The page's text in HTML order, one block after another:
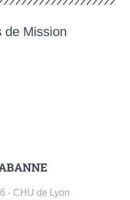
de Mission
- CHU de Lyon